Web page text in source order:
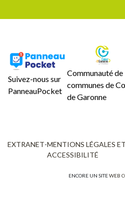
Suivez-nous sur
PanneauPocket
Communauté de
communes de
de Garonne
EXTRANET-MENTIONS LÉGALES ET
ACCESSIBILITÉ
ENCORE UN SITEWEB